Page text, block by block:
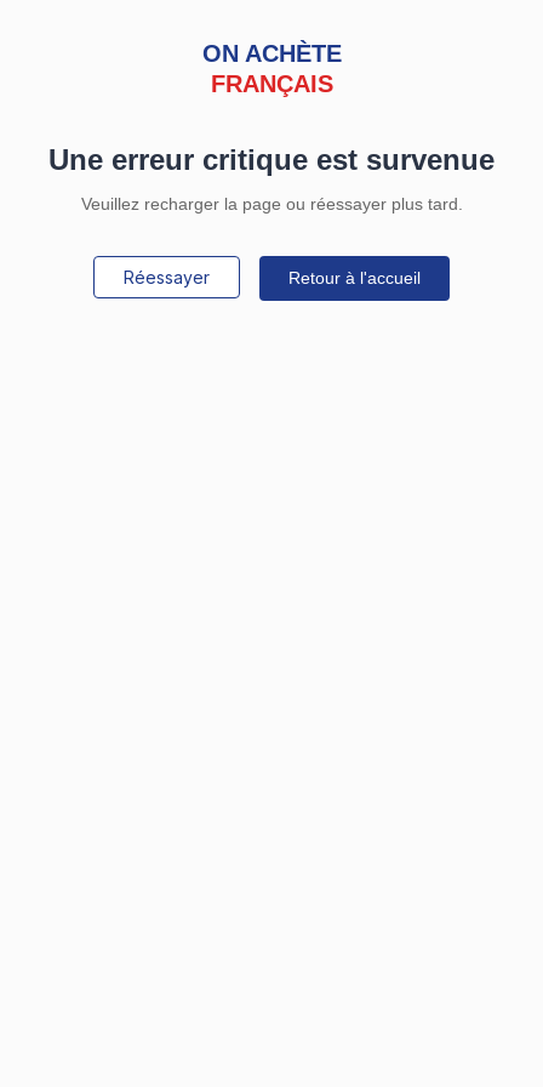
ON ACHÈTE
FRANÇAIS
Une erreur critique est survenue
Veuillez recharger la page ou réessayer plus tard.
Réessayer Retour à l'accueil